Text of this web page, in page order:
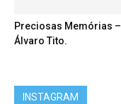
Preciosas Memórias –
Álvaro Tito.
INSTAGRAM